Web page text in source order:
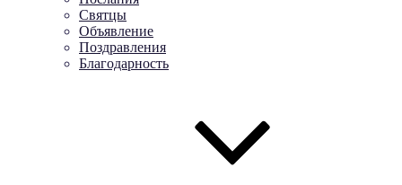
Святцы
Объявление
Поздравления
Благодарность